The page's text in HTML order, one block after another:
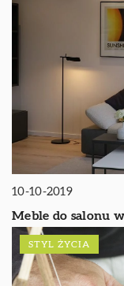
10-10-2019
Meble do salonu
STYL ŻYCIA